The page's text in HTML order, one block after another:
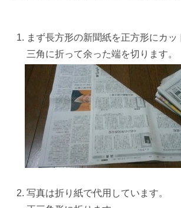
まず長方形の新聞紙を正方形にカッ
三角に折って余った端を切ります。
写真は折り紙で代用しています。